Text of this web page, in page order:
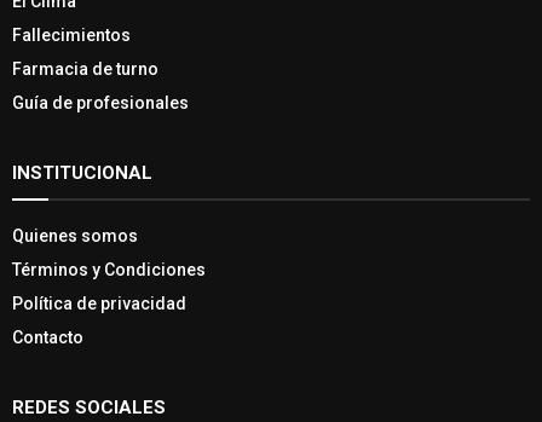
Fallecimientos
Farmacia de turno
Guía de profesionales
INSTITUCIONAL
Quienes somos
Términos y Condiciones
Política de privacidad
Contacto
REDES SOCIALES